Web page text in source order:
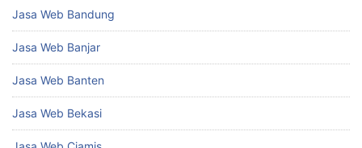
Jasa Web Bandung
Jasa Web Banjar
Jasa Web Banten
Jasa Web Bekasi